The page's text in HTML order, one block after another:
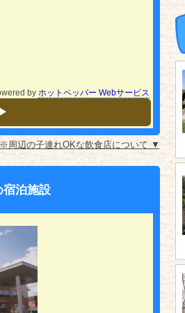
by ホットペッパー Webサービス
※周辺の子連れOKな飲食店について ▼
宿泊施設